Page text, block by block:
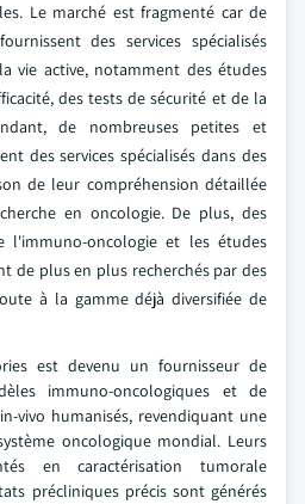
Le marché est fragmenté car de
des services spécialisés
vie active, notamment des études
des tests de sécurité et de la
de nombreuses petites et
des services spécialisés dans des
de leur compréhension détaillée
en oncologie. De plus, des
l'immuno-oncologie et les études
de plus en plus recherchés par des
à la gamme déjà diversifiée de
est devenu un fournisseur de
immuno-oncologiques et de
vivo humanisés, revendiquant une
oncologique mondial. Leurs
en caractérisation tumorale
précliniques précis sont générés